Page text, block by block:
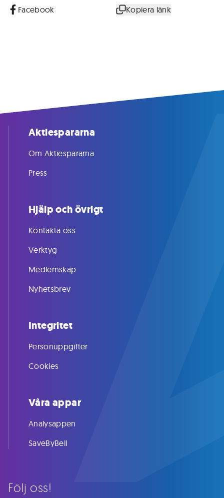
Facebook Kopiera länk
Följ oss!
Aktiespararna
Om Aktiespararna
Press
Hjälp och övrigt
Kontakta oss
Verktyg
Medlemskap
Nyhetsbrev
Integritet
Personuppgifter
Cookies
Våra appar
Analysappen
SaveByBell